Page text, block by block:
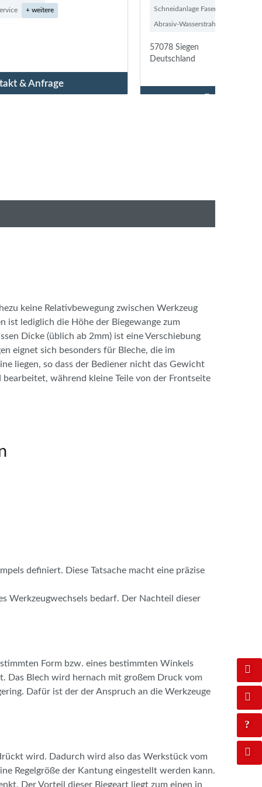
Schneidanlage Fasen, Schweißnaht
+ weitere
Kontakt & Anfrage
keine Relativbewegung zwischen Werkzeug
ist lediglich die Höhe der Biegewange zum
Dicke (üblich ab 2mm) ist eine Verschiebung
eignet sich besonders für Bleche, die im
liegen, so dass der Bediener nicht das Gewicht
während kleine Teile von der Frontseite
definiert. Diese Tatsache macht eine präzise
Werkzeugwechsels bedarf. Der Nachteil dieser
Form bzw. eines bestimmten Winkels
Das Blech wird hernach mit großem Druck vom
Dafür ist der der Anspruch an die Werkzeuge
wird. Dadurch wird also das Werkstück vom
Regelgröße der Kantung eingestellt werden kann.
Der Vorteil dieser Biegeart liegt zum einen in